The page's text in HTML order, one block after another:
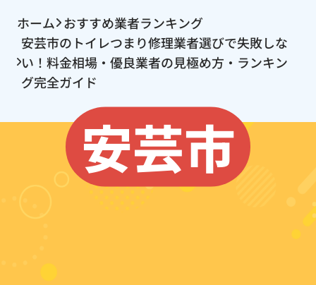
ホーム おすすめ業者ランキング
安芸市のトイレつまり修理業者選びで失敗しな
い！料金相場・優良業者の見極め方・ランキン
グ完全ガイド
安芸市